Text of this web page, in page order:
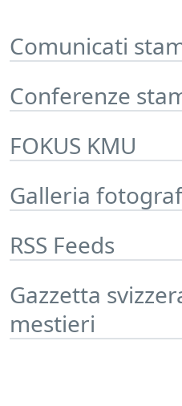
Comunicati
Conferenze
FOKUS KMU
Galleria
RSS Feeds
Gazzetta
mestieri